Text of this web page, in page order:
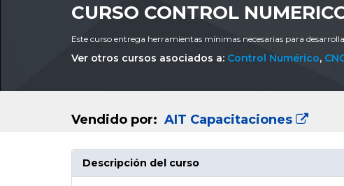
CURSO CONTROL
Este curso entrega herramientas mínimas necesarias para
Ver otros cursos asociados a: Control Numérico,
Vendido por: AIT Capacitaciones
Descripción del curso